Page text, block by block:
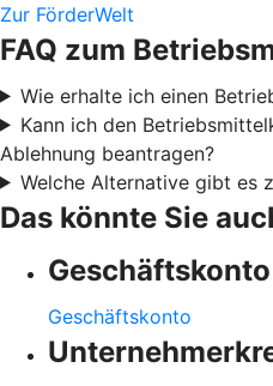
Zur FörderWelt
FAQ zum
Wie erhalte ich einen
Kann ich den
Ablehnung beantragen?
Welche Alternative gibt es
Das könnte Sie
Geschäftskonto
Geschäftskonto